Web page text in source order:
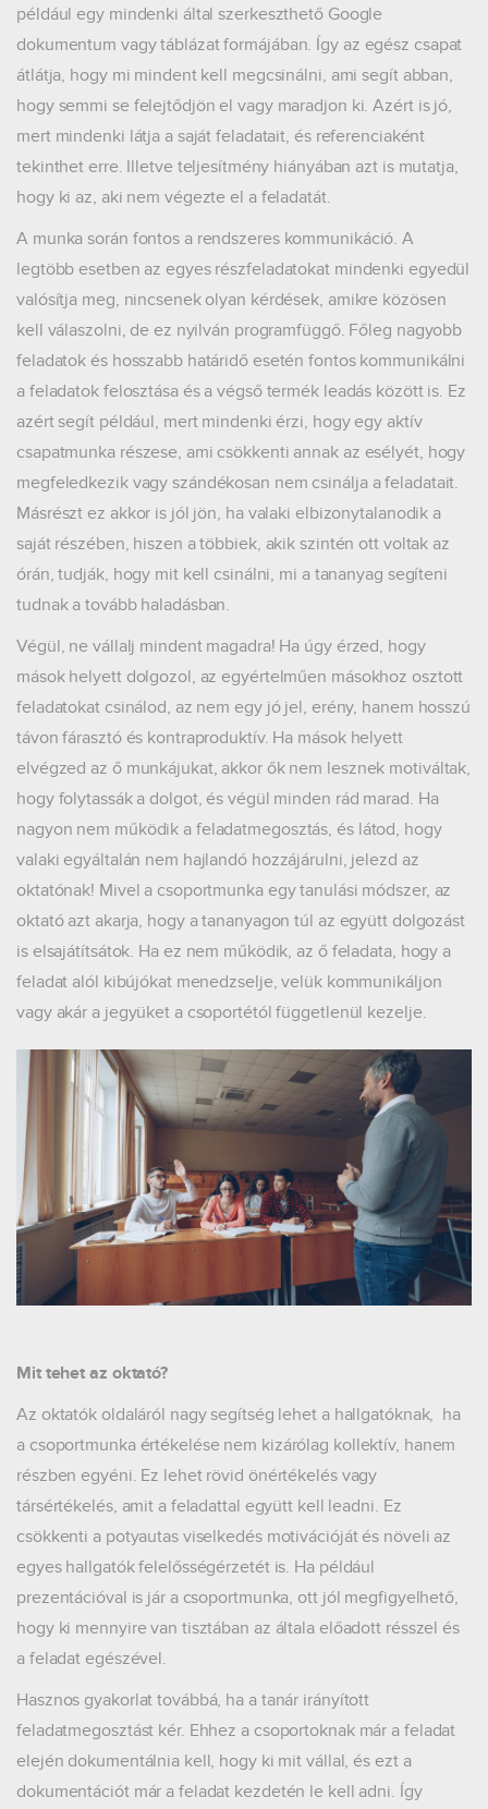
például egy mindenki által szerkeszthető Google
dokumentum vagy táblázat formájában. Így az egész csapat
átlátja, hogy mi mindent kell megcsinálni, ami segít abban,
hogy semmi se felejtődjön el vagy maradjon ki. Azért is jó,
mert mindenki látja a saját feladatait, és referenciaként
tekinthet erre. Illetve teljesítmény hiányában azt is mutatja,
hogy ki az, aki nem végezte el a feladatát.
A munka során fontos a rendszeres kommunikáció. A
legtöbb esetben az egyes részfeladatokat mindenki egyedül
valósítja meg, nincsenek olyan kérdések, amikre közösen
kell válaszolni, de ez nyilván programfüggő. Főleg nagyobb
feladatok és hosszabb határidő esetén fontos kommunikálni
a feladatok felosztása és a végső termék leadás között is. Ez
azért segít például, mert mindenki érzi, hogy egy aktív
csapatmunka részese, ami csökkenti annak az esélyét, hogy
megfeledkezik vagy szándékosan nem csinálja a feladatait.
Másrészt ez akkor is jól jön, ha valaki elbizonytalanodik a
saját részében, hiszen a többiek, akik szintén ott voltak az
órán, tudják, hogy mit kell csinálni, mi a tananyag segíteni
tudnak a tovább haladásban.
Végül, ne vállalj mindent magadra! Ha úgy érzed, hogy
mások helyett dolgozol, az egyértelműen másokhoz osztott
feladatokat csinálod, az nem egy jó jel, erény, hanem hosszú
távon fárasztó és kontraproduktív. Ha mások helyett
elvégzed az ő munkájukat, akkor ők nem lesznek motiváltak,
hogy folytassák a dolgot, és végül minden rád marad. Ha
nagyon nem működik a feladatmegosztás, és látod, hogy
valaki egyáltalán nem hajlandó hozzájárulni, jelezd az
oktatónak! Mivel a csoportmunka egy tanulási módszer, az
oktató azt akarja, hogy a tananyagon túl az együtt dolgozást
is elsajátítsátok. Ha ez nem működik, az ő feladata, hogy a
feladat alól kibújókat menedzselje, velük kommunikáljon
vagy akár a jegyüket a csoportétól függetlenül kezelje.
Mit tehet az oktató?
Az oktatók oldaláról nagy segítség lehet a hallgatóknak, ha
a csoportmunka értékelése nem kizárólag kollektív, hanem
részben egyéni. Ez lehet rövid önértékelés vagy
társértékelés, amit a feladattal együtt kell leadni. Ez
csökkenti a potyautas viselkedés motivációját és növeli az
egyes hallgatók felelősségérzetét is. Ha például
prezentációval is jár a csoportmunka, ott jól megfigyelhető,
hogy ki mennyire van tisztában az általa előadott résszel és
a feladat egészével.
Hasznos gyakorlat továbbá, ha a tanár irányított
feladatmegosztást kér. Ehhez a csoportoknak már a feladat
elején dokumentálnia kell, hogy ki mit vállal, és ezt a
dokumentációt már a feladat kezdetén le kell adni. Így